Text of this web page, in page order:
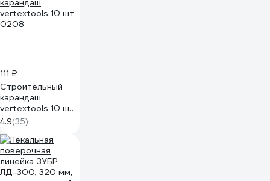
111 ₽
Строительный
карандаш
vertextools 10 шт
0208
4.9(35)